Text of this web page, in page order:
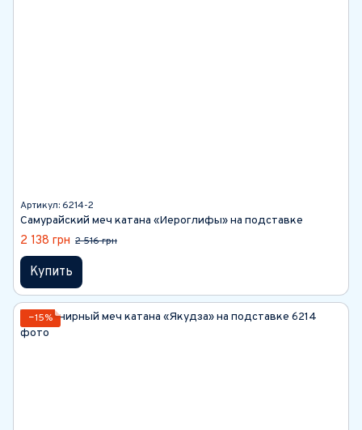
Артикул: 6214-2
Самурайский меч катана «Иероглифы» на подставке
2 138 грн 2 516 грн
Купить
−15%